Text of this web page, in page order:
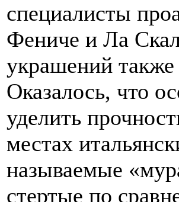
специалисты
Фениче и Ла
украшений также
Оказалось, что
уделить
местах
называемые
стертые по